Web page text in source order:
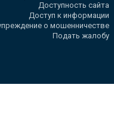
Доступность сайта
Доступ к информации
о мошенничестве
Подать жалобу